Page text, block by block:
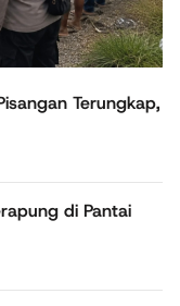
Terungkap,
di Pantai